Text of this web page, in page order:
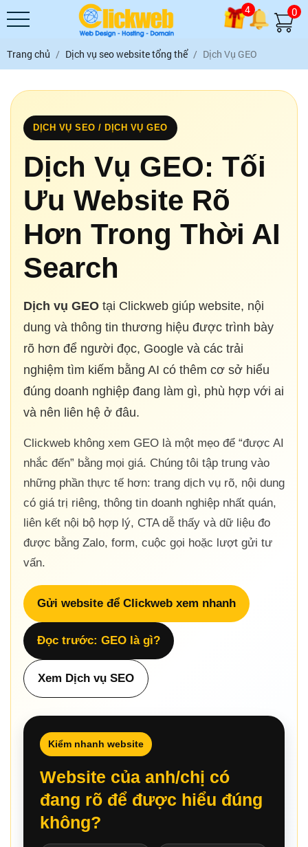
4 0
Trang chủ Dịch vụ seo website tổng thể Dịch Vụ GEO
DỊCH VỤ SEO / DỊCH VỤ GEO
Dịch Vụ GEO: Tối
Ưu Website Rõ
Hơn Trong Thời AI
Search
Dịch vụ GEO tại Clickweb giúp website, nội
dung và thông tin thương hiệu được trình bày
rõ hơn để người đọc, Google và các trải
nghiệm tìm kiếm bằng AI có thêm cơ sở hiểu
đúng doanh nghiệp đang làm gì, phù hợp với ai
và nên liên hệ ở đâu.
Clickweb không xem GEO là một mẹo để “được AI
nhắc đến” bằng mọi giá. Chúng tôi tập trung vào
những phần thực tế hơn: trang dịch vụ rõ, nội dung
có giá trị riêng, thông tin doanh nghiệp nhất quán,
liên kết nội bộ hợp lý, CTA dễ thấy và dữ liệu đo
được bằng Zalo, form, cuộc gọi hoặc lượt gửi tư
vấn.
Gửi website để Clickweb xem nhanh
Đọc trước: GEO là gì?
Xem Dịch vụ SEO
Kiểm nhanh website
Website của anh/chị có
đang rõ để được hiểu đúng
không?